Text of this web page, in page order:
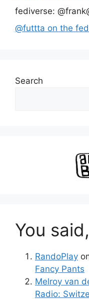
fediverse:
@futtta on the
Search
You
RandoPlay
Fancy Pants
Melroy van
Radio: